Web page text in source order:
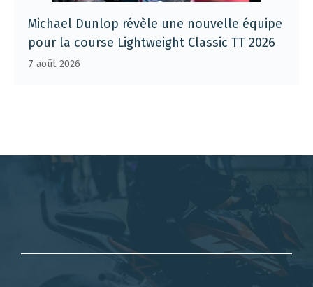
Michael Dunlop révèle une nouvelle équipe
pour la course Lightweight Classic TT 2026
7 août 2026